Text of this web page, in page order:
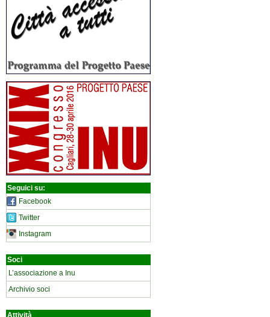
Seguici su:
Facebook
Twitter
Instagram
Soci
L’associazione a Inu
Archivio soci
Attività